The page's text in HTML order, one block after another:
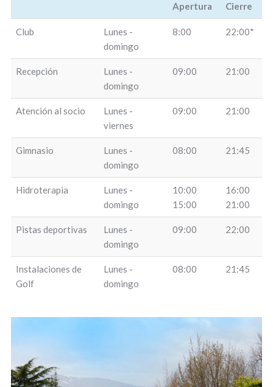
Apertura
Cierre
Apertura
Cierre
Club
Lunes -
domingo
8:00 22:00*
Recepción
Lunes -
domingo
09:00 21:00
Atención al socio
Lunes -
viernes
09:00 21:00
Gimnasio
Lunes -
domingo
08:00 21:45
Hidroterapia
Lunes -
domingo
10:00
15:00
16:00
21:00
Pistas deportivas
Lunes -
domingo
09:00 22:00
Instalaciones de
Golf
Lunes -
domingo
08:00 21:45